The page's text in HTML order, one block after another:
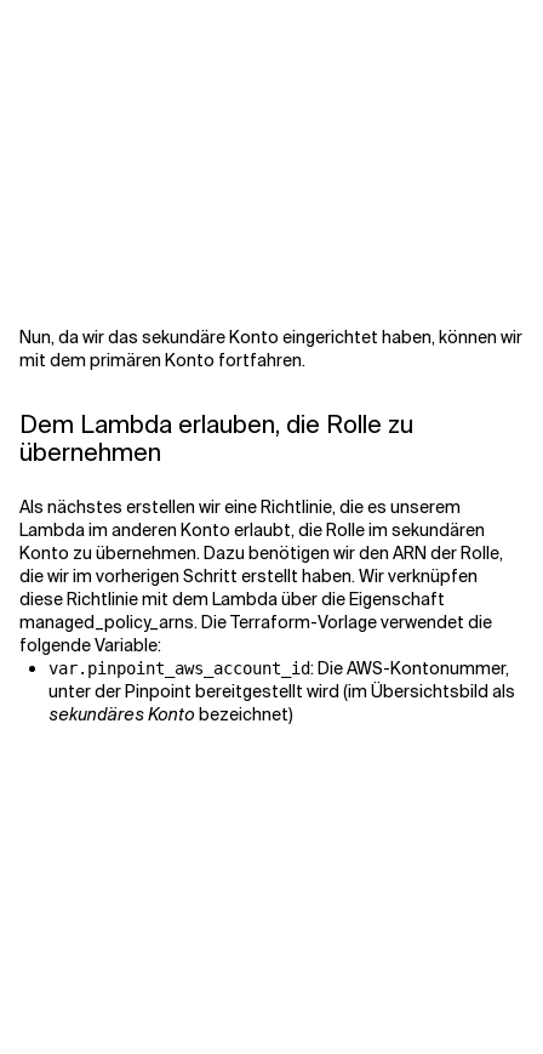
Nun, da wir das sekundäre Konto eingerichtet haben, können wir
mit dem primären Konto fortfahren.
Dem Lambda erlauben, die Rolle zu
übernehmen
Als nächstes erstellen wir eine Richtlinie, die es unserem
Lambda im anderen Konto erlaubt, die Rolle im sekundären
Konto zu übernehmen. Dazu benötigen wir den ARN der Rolle,
die wir im vorherigen Schritt erstellt haben. Wir verknüpfen
diese Richtlinie mit dem Lambda über die Eigenschaft
managed_policy_arns. Die Terraform-Vorlage verwendet die
folgende Variable:
var.pinpoint_aws_account_id: Die AWS-Kontonummer,
unter der Pinpoint bereitgestellt wird (im Übersichtsbild als
sekundäres Konto bezeichnet)